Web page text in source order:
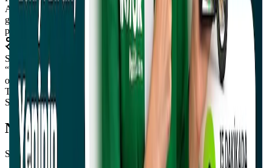
Al-sat-takas; hepsi bir arada! Online keşfet, showroom’da gör, aynı
gün teslimat. İlan karmaşasına veda et; her adımda yanındayız. Tek
platform, sınırsız imkân.
Satış Kolaylığı
“Para ne zaman gelir?” endişesi yok. Dijital değerlendirme ve fiyat
onayı sonrası anında nakit ödeme. Sadece İstanbul değil;
Türkiye’nin tüm illerinden satış imkânı yalnızca Motornakit’te.
Süreç
Nasıl Çalışır?
Sadece birkaç adımda motosikletinizi hızlıca satabilirsiniz.